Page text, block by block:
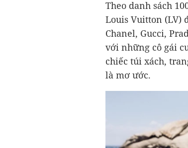
Theo danh sách
Louis Vuitton (LV)
Chanel, Gucci,
với những cô gái
chiếc túi xách,
là mơ ước.